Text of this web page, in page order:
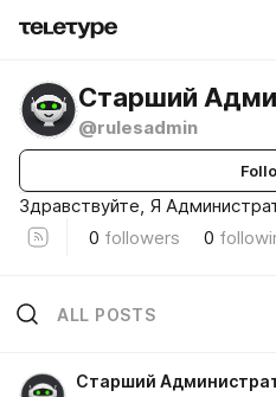
Старший
@rulesadmin
Здравствуйте, Я
0 followers 0
ALL POSTS
Старший